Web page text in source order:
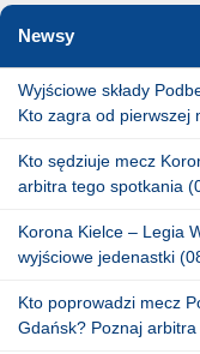
Newsy
Wyjściowe składy
Kto zagra od pierwszej
Kto sędziuje mecz
arbitra tego spotkania
Korona Kielce – Legia
wyjściowe jedenastki
Kto poprowadzi mecz
Gdańsk? Poznaj